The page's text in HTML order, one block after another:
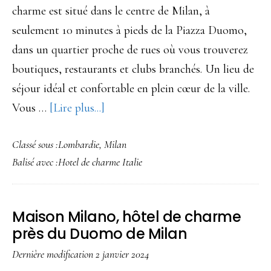
charme est situé dans le centre de Milan, à
seulement 10 minutes à pieds de la Piazza Duomo,
dans un quartier proche de rues où vous trouverez
boutiques, restaurants et clubs branchés. Un lieu de
séjour idéal et confortable en plein cœur de la ville.
Vous … [Lire plus...]
Palais
Hôtel
de
à
Milan,
Italie
Classé sous :Lombardie, Milan
Balisé avec :Hotel de charme Italie
Maison Milano, hôtel de charme
près du Duomo de Milan
Dernière modification2 janvier 2024